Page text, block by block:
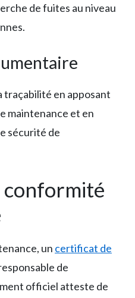
de fuites au niveau
traçabilité en apposant
maintenance et en
sécurité de
un certificat de
de
officiel atteste de